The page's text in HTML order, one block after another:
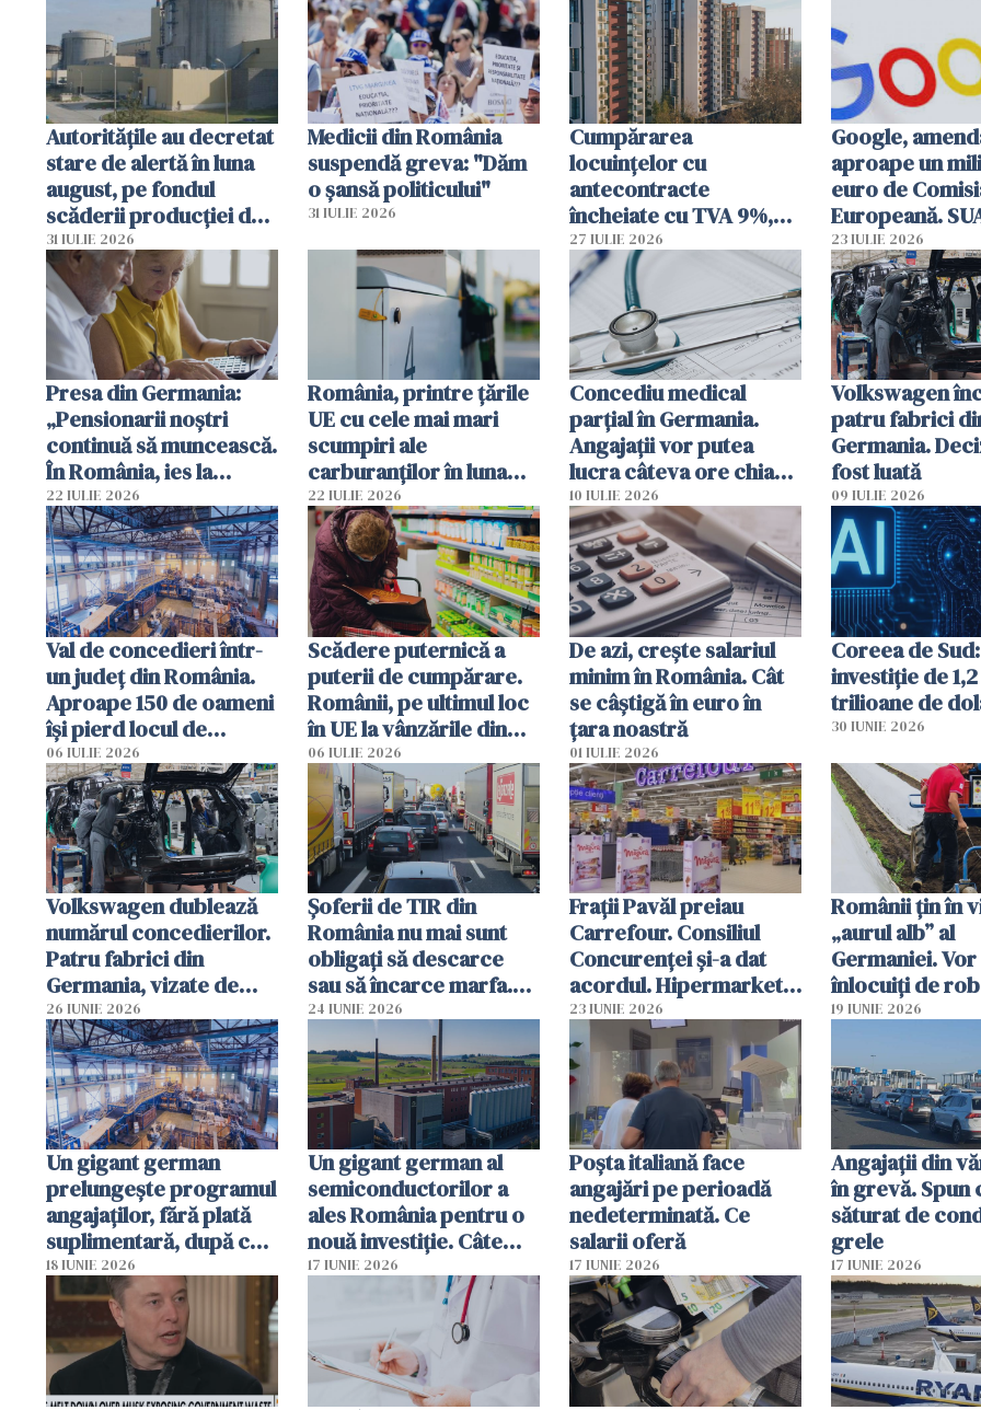
păstreze
Autoritățile au decretat
stare de alertă în luna
august, pe fondul
scăderii producţiei de
energie electrică
31 IULIE 2026
Medicii din România
suspendă greva: "Dăm
o șansă politicului"
31 IULIE 2026
Cumpărarea
locuinţelor cu
antecontracte
încheiate cu TVA 9%,
prelungită până la 30
septembrie
27 IULIE 2026
Google,
aproape un
euro de
Europeană.
reacționează
23 IULIE 2026
Presa din Germania:
„Pensionarii noștri
continuă să muncească.
În România, ies la
pensie devreme și nu
mai lucrează”
22 IULIE 2026
România, printre ţările
UE cu cele mai mari
scumpiri ale
carburanţilor în luna
iunie 2026
22 IULIE 2026
Concediu medical
parțial în Germania.
Angajații vor putea
lucra câteva ore chiar
dacă sunt în
incapacitate de muncă
10 IULIE 2026
Volkswagen
patru fabrici
Germania.
fost luată
09 IULIE 2026
Val de concedieri într-
un județ din România.
Aproape 150 de oameni
își pierd locul de
muncă, iar viitorul unei
fabrici este incert
06 IULIE 2026
Scădere puternică a
puterii de cumpărare.
Românii, pe ultimul loc
în UE la vânzările din
magazine
06 IULIE 2026
De azi, crește salariul
minim în România. Cât
se câștigă în euro în
țara noastră
01 IULIE 2026
Coreea de Sud:
investiție de 1,2
trilioane de
30 IUNIE 2026
Volkswagen dublează
numărul concedierilor.
Patru fabrici din
Germania, vizate de
închidere
26 IUNIE 2026
Șoferii de TIR din
România nu mai sunt
obligați să descarce
sau să încarce marfa.
Legea a fost
promulgată
24 IUNIE 2026
Frații Pavăl preiau
Carrefour. Consiliul
Concurenței și-a dat
acordul. Hipermarketul
devine 100% românesc
23 IUNIE 2026
Românii țin în
„aurul alb” al
Germaniei.
înlocuiți de
culesul
19 IUNIE 2026
Un gigant german
prelungește programul
angajaților, fără plată
suplimentară, după ce a
concediat mii de
persoane
18 IUNIE 2026
Un gigant german al
semiconductorilor a
ales România pentru o
nouă investiție. Câte
locuri de muncă ar
putea apărea în
17 IUNIE 2026
Poșta italiană face
angajări pe perioadă
nedeterminată. Ce
salarii oferă
17 IUNIE 2026
Angajații din
în grevă. Spun
săturat de
grele
17 IUNIE 2026